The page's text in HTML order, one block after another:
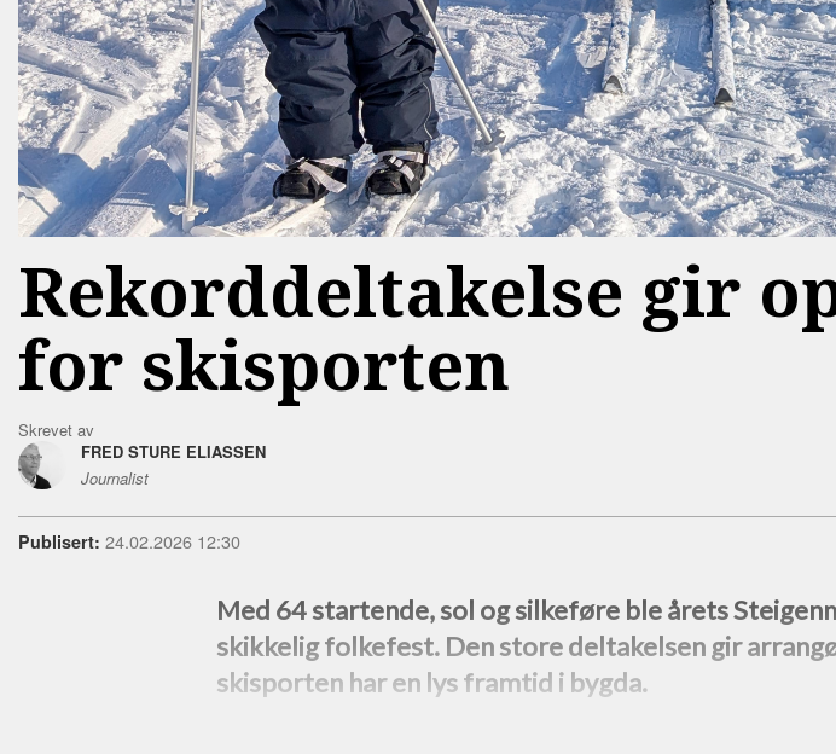
Rekorddeltakelse gir
for skisporten
Skrevet av
FRED STURE ELIASSEN
Journalist
Publisert: 24.02.2026 12:30
Med 64 startende, sol og silkeføre ble årets
skikkelig folkefest. Den store deltakelsen gir
skisporten har en lys framtid i bygda.